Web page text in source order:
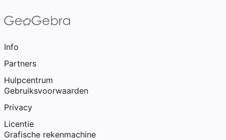
Info
Partners
Hulpcentrum
Gebruiksvoorwaarden
Privacy
Licentie
Grafische rekenmachine